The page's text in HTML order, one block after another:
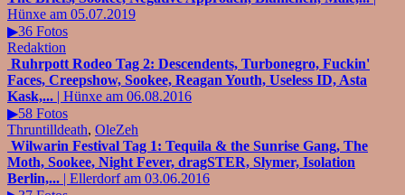
Hünxe am 05.07.2019
▶36 Fotos
Redaktion
Ruhrpott Rodeo Tag 2: Descendents, Turbonegro, Fuckin'
Faces, Creepshow, Sookee, Reagan Youth, Useless ID, Asta
Kask,... | Hünxe am 06.08.2016
▶58 Fotos
Thruntilldeath, OleZeh
Wilwarin Festival Tag 1: Tequila & the Sunrise Gang, The
Moth, Sookee, Night Fever, dragSTER, Slymer, Isolation
Berlin,... | Ellerdorf am 03.06.2016